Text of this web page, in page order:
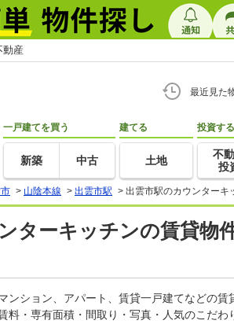
動産
最近見た
一戸建てを買う
新築 中古
建てる
土地
投資する
不
投
> 山陰本線 > 出雲市駅 > 出雲市駅のカウンターキ
ターキッチンの賃貸物
ンション、アパート、賃貸一戸建てなどの
料・専有面積・間取り・写真・人気のこだ